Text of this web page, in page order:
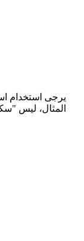
يرجى استخدام
المثال، ليس